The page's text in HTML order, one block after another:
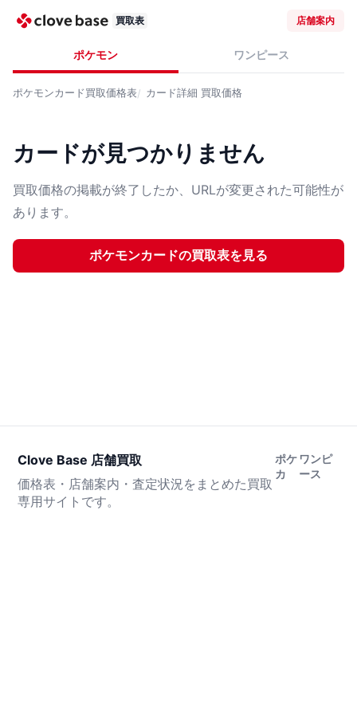
買取表 店舗案内
ポケモン ワンピース
ポケモンカード買取価格表 カード詳細 買取価格
カードが見つかりません
買取価格の掲載が終了したか、URLが変更された可能性が
あります。
ポケモンカードの買取表を見る
Clove Base 店舗買取
価格表・店舗案内・査定状況をまとめた買取
専用サイトです。
ポケ
カ
ワンピ
ース